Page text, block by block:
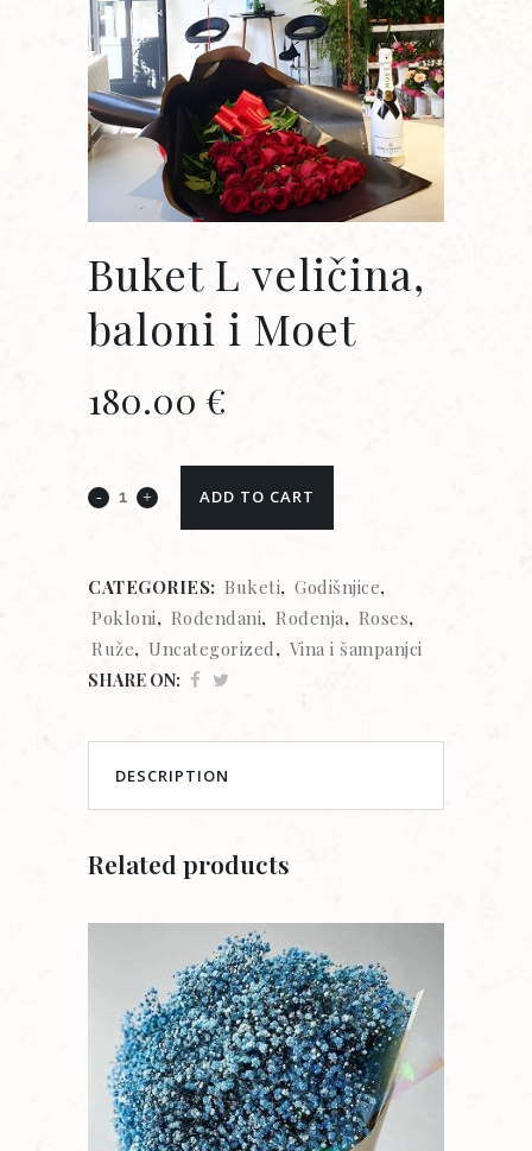
Buket L veličina,
baloni i Moet
180.00 €
ADD TO CART
CATEGORIES: Buketi, Godišnjice,
Pokloni, Rođendani, Rođenja, Roses,
Ruže, Uncategorized , Vina i šampanjci
SHARE ON:
DESCRIPTION
Related products